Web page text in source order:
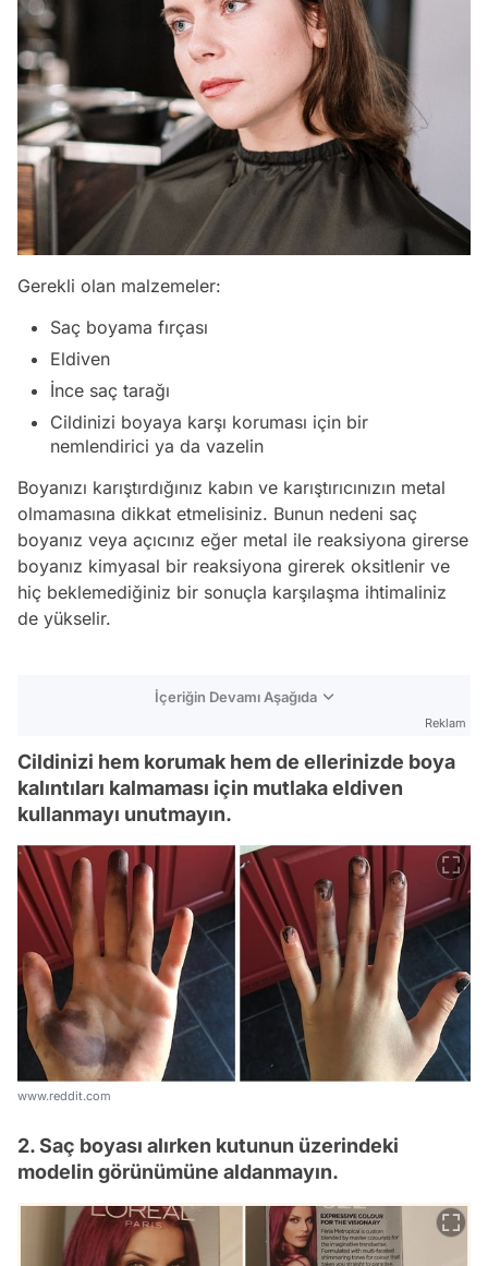
Gerekli olan malzemeler:
Saç boyama fırçası
Eldiven
İnce saç tarağı
Cildinizi boyaya karşı koruması için bir
nemlendirici ya da vazelin
Boyanızı karıştırdığınız kabın ve karıştırıcınızın metal
olmamasına dikkat etmelisiniz. Bunun nedeni saç
boyanız veya açıcınız eğer metal ile reaksiyona girerse
boyanız kimyasal bir reaksiyona girerek oksitlenir ve
hiç beklemediğiniz bir sonuçla karşılaşma ihtimaliniz
de yükselir.
İçeriğin Devamı Aşağıda
Reklam
Cildinizi hem korumak hem de ellerinizde boya
kalıntıları kalmaması için mutlaka eldiven
kullanmayı unutmayın.
www.reddit.com
2. Saç boyası alırken kutunun üzerindeki
modelin görünümüne aldanmayın.